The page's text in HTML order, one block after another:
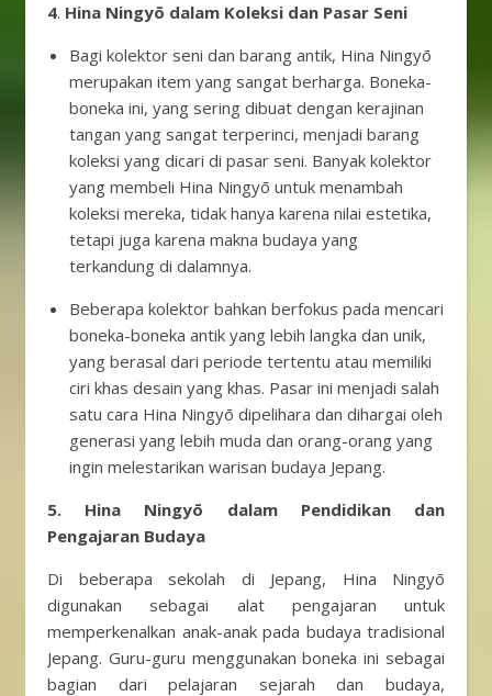
4. Hina Ningyō dalam Koleksi dan Pasar Seni
Bagi kolektor seni dan barang antik, Hina Ningyō
merupakan item yang sangat berharga. Boneka-
boneka ini, yang sering dibuat dengan kerajinan
tangan yang sangat terperinci, menjadi barang
koleksi yang dicari di pasar seni. Banyak kolektor
yang membeli Hina Ningyō untuk menambah
koleksi mereka, tidak hanya karena nilai estetika,
tetapi juga karena makna budaya yang
terkandung di dalamnya.
Beberapa kolektor bahkan berfokus pada mencari
boneka-boneka antik yang lebih langka dan unik,
yang berasal dari periode tertentu atau memiliki
ciri khas desain yang khas. Pasar ini menjadi salah
satu cara Hina Ningyō dipelihara dan dihargai oleh
generasi yang lebih muda dan orang-orang yang
ingin melestarikan warisan budaya Jepang.
5. Hina Ningyō dalam Pendidikan dan
Pengajaran Budaya
Di beberapa sekolah di Jepang, Hina Ningyō
digunakan sebagai alat pengajaran untuk
memperkenalkan anak-anak pada budaya tradisional
Jepang. Guru-guru menggunakan boneka ini sebagai
bagian dari pelajaran sejarah dan budaya,